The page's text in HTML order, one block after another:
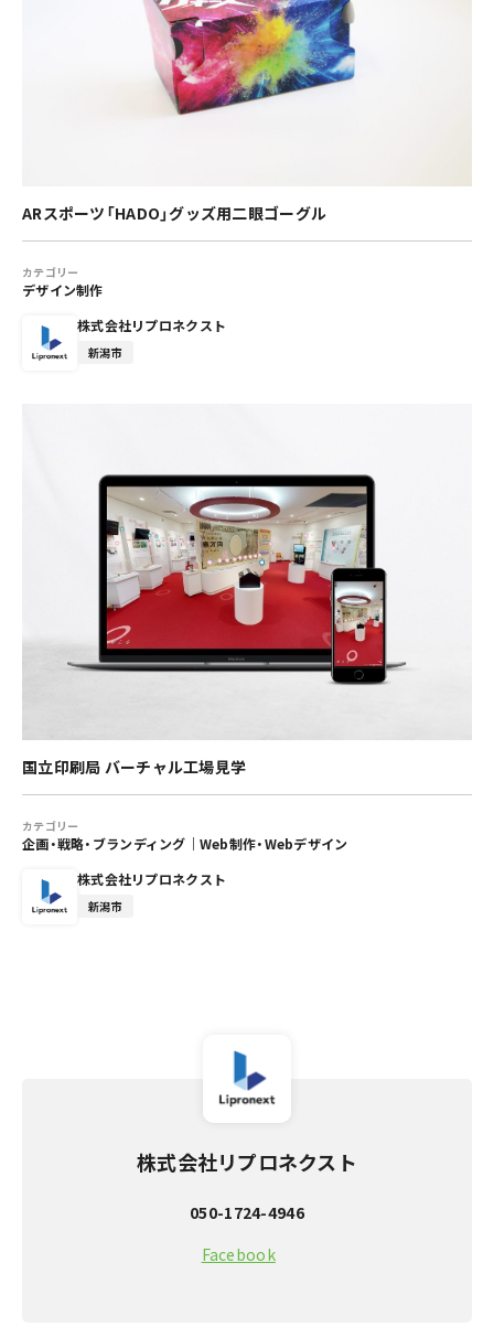
ARスポーツ「HADO」グッズ用二眼ゴーグル
カテゴリー
デザイン制作
株式会社リプロネクスト
新潟市
国立印刷局 バーチャル工場見学
カテゴリー
企画・戦略・ブランディング ｜ Web制作・Webデザイン
株式会社リプロネクスト
新潟市
株式会社リプロネクスト
050-1724-4946
Facebook